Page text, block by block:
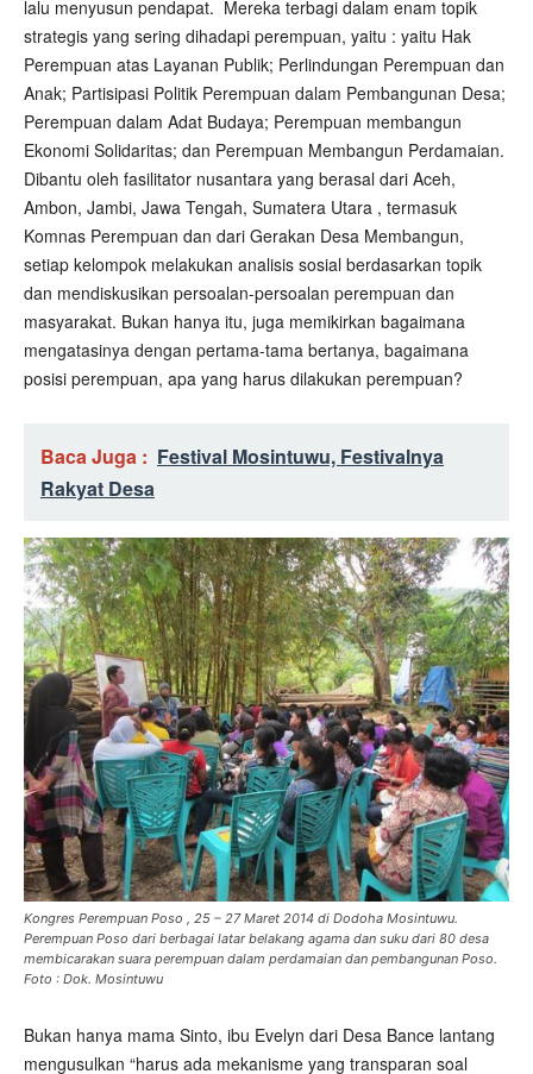
lalu menyusun pendapat. Mereka terbagi dalam enam topik
strategis yang sering dihadapi perempuan, yaitu : yaitu Hak
Perempuan atas Layanan Publik; Perlindungan Perempuan dan
Anak; Partisipasi Politik Perempuan dalam Pembangunan Desa;
Perempuan dalam Adat Budaya; Perempuan membangun
Ekonomi Solidaritas; dan Perempuan Membangun Perdamaian.
Dibantu oleh fasilitator nusantara yang berasal dari Aceh,
Ambon, Jambi, Jawa Tengah, Sumatera Utara , termasuk
Komnas Perempuan dan dari Gerakan Desa Membangun,
setiap kelompok melakukan analisis sosial berdasarkan topik
dan mendiskusikan persoalan-persoalan perempuan dan
masyarakat. Bukan hanya itu, juga memikirkan bagaimana
mengatasinya dengan pertama-tama bertanya, bagaimana
posisi perempuan, apa yang harus dilakukan perempuan?
Baca Juga : Festival Mosintuwu, Festivalnya
Rakyat Desa
Kongres Perempuan Poso , 25 – 27 Maret 2014 di Dodoha Mosintuwu.
Perempuan Poso dari berbagai latar belakang agama dan suku dari 80 desa
membicarakan suara perempuan dalam perdamaian dan pembangunan Poso.
Foto : Dok. Mosintuwu
Bukan hanya mama Sinto, ibu Evelyn dari Desa Bance lantang
mengusulkan “harus ada mekanisme yang transparan soal